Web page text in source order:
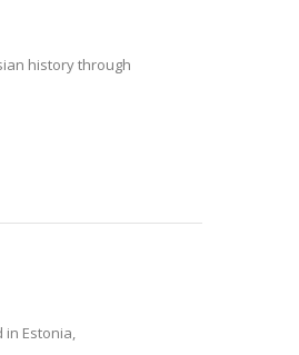
history through
Estonia,